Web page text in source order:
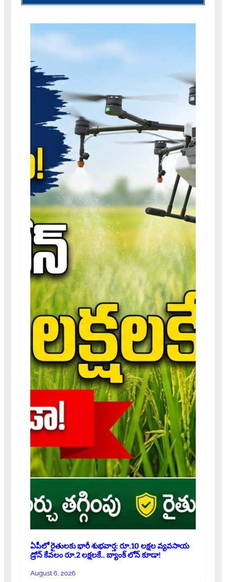
ఏపీలో రైతులకు భారీ శుభవార్త: రూ.10 లక్షల వ్యవసాయ
డ్రోన్ కేవలం రూ.2 లక్షలకే.. బ్యాంక్ లోన్ కూడా!
August 6, 2026